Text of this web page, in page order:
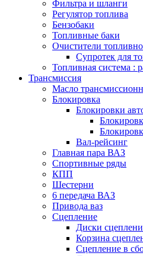
Фильтра и шланги
Регулятор топлива
Бензобаки
Топливные баки
Очистители
Супротек для
Топливная система :
Трансмиссия
Масло
Блокировка
Блокировки
Вал-рейсинг
Главная пара ВАЗ
Спортивные ряды
КПП
Шестерни
6 передача ВАЗ
Привода ваз
Сцепление
Диски
Корзина
Сцепление в